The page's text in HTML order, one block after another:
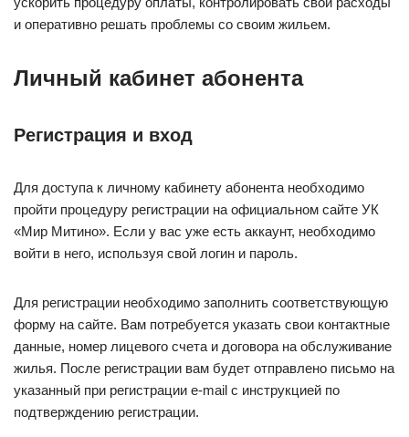
и оперативно решать проблемы со своим жильем.
Личный кабинет абонента
Регистрация и вход
Для доступа к личному кабинету абонента необходимо
пройти процедуру регистрации на официальном сайте УК
«Мир Митино». Если у вас уже есть аккаунт, необходимо
войти в него, используя свой логин и пароль.
Для регистрации необходимо заполнить соответствующую
форму на сайте. Вам потребуется указать свои контактные
данные, номер лицевого счета и договора на обслуживание
жилья. После регистрации вам будет отправлено письмо на
указанный при регистрации e-mail с инструкцией по
подтверждению регистрации.